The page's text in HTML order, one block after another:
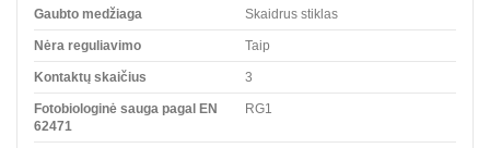
Gaubto medžiaga Skaidrus stiklas
Nėra reguliavimo Taip
Kontaktų skaičius 3
Fotobiologinė sauga pagal EN
62471
RG1